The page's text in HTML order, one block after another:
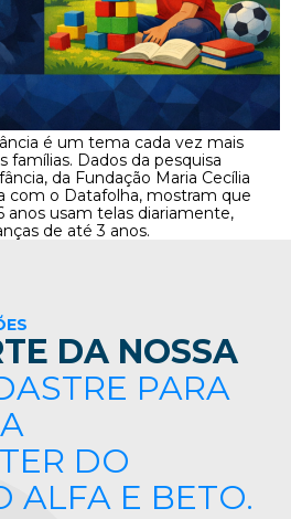
é um tema cada vez mais
Dados da pesquisa
da Fundação Maria Cecília
com o Datafolha, mostram que
anos usam telas diariamente,
de até 3 anos.
DA NOSSA
PARA
DO
ALFA E BETO.